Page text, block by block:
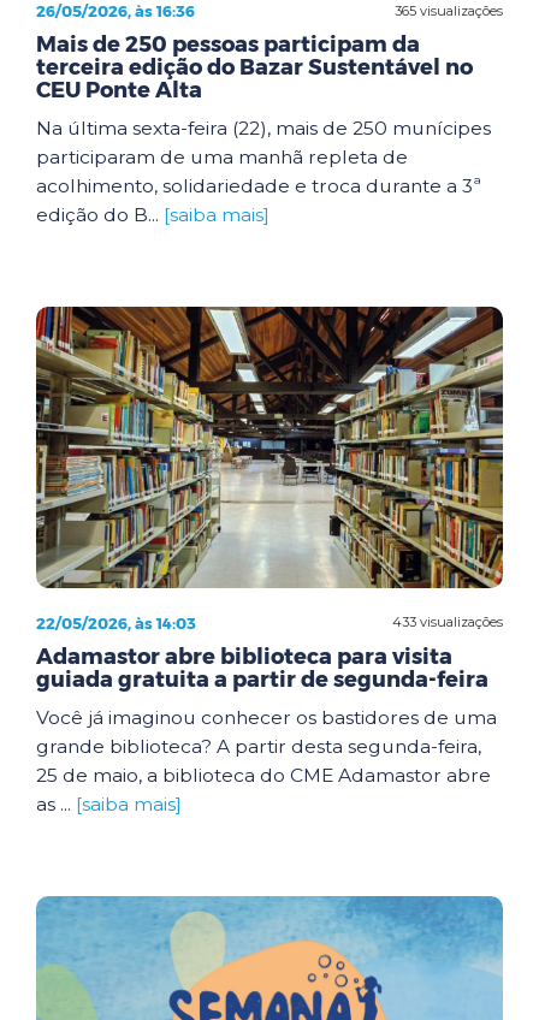
365 visualizações
26/05/2026, às 16:36
Mais de 250 pessoas participam da
terceira edição do Bazar Sustentável no
CEU Ponte Alta
Na última sexta-feira (22), mais de 250 munícipes
participaram de uma manhã repleta de
acolhimento, solidariedade e troca durante a 3ª
edição do B... [saiba mais]
433 visualizações
22/05/2026, às 14:03
Adamastor abre biblioteca para visita
guiada gratuita a partir de segunda-feira
Você já imaginou conhecer os bastidores de uma
grande biblioteca? A partir desta segunda-feira,
25 de maio, a biblioteca do CME Adamastor abre
as ... [saiba mais]